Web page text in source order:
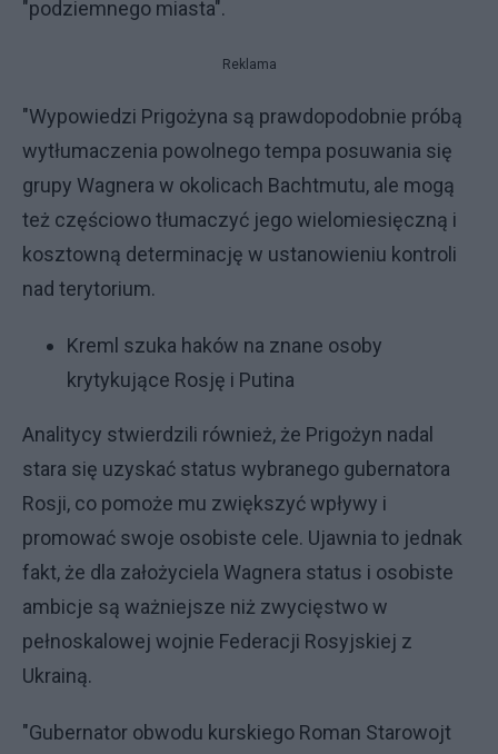
"podziemnego miasta".
Reklama
"Wypowiedzi Prigożyna są prawdopodobnie próbą
wytłumaczenia powolnego tempa posuwania się
grupy Wagnera w okolicach Bachtmutu, ale mogą
też częściowo tłumaczyć jego wielomiesięczną i
kosztowną determinację w ustanowieniu kontroli
nad terytorium.
Kreml szuka haków na znane osoby
krytykujące Rosję i Putina
Analitycy stwierdzili również, że Prigożyn nadal
stara się uzyskać status wybranego gubernatora
Rosji, co pomoże mu zwiększyć wpływy i
promować swoje osobiste cele. Ujawnia to jednak
fakt, że dla założyciela Wagnera status i osobiste
ambicje są ważniejsze niż zwycięstwo w
pełnoskalowej wojnie Federacji Rosyjskiej z
Ukrainą.
"Gubernator obwodu kurskiego Roman Starowojt